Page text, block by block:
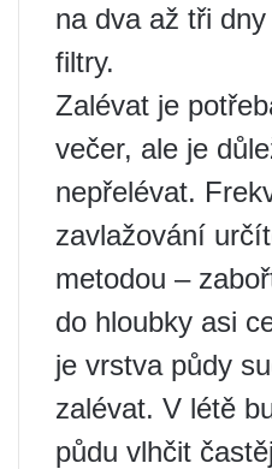
na dva až tři
filtry.
Zalévat je
večer, ale je
nepřelévat.
zavlažování
metodou –
do hloubky asi
je vrstva půdy
zalévat. V létě
půdu vlhčit